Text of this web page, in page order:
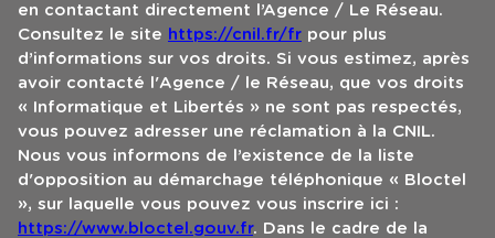
en contactant directement l’Agence / Le Réseau.
Consultez le site https://cnil.fr/fr pour plus
d’informations sur vos droits. Si vous estimez, après
avoir contacté l'Agence / le Réseau, que vos droits
« Informatique et Libertés » ne sont pas respectés,
vous pouvez adresser une réclamation à la CNIL.
Nous vous informons de l’existence de la liste
d'opposition au démarchage téléphonique « Bloctel
», sur laquelle vous pouvez vous inscrire ici :
https://www.bloctel.gouv.fr. Dans le cadre de la